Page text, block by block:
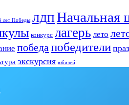
лет Победы ЛДПНачальная
конкурс лагерь лето
победапобедители
экскурсия юбилей